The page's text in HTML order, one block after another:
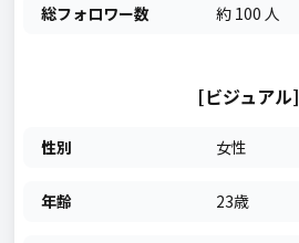
総フォロワー数 約 100 人
[ビジュアル]
性別 女性
年齢 23歳